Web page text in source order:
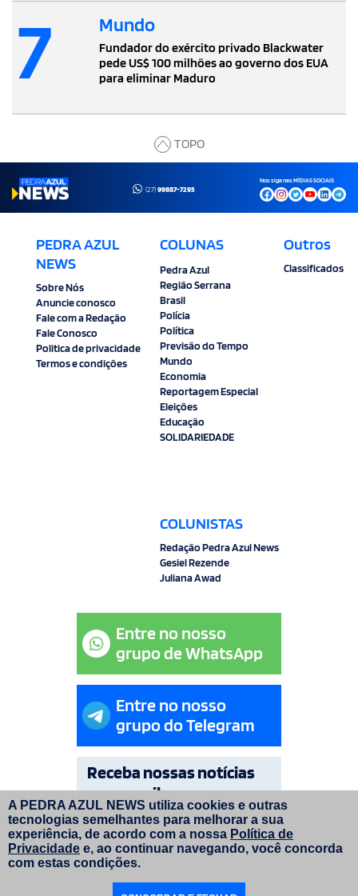
7 Mundo
Fundador do exército privado Blackwater
pede US$ 100 milhões ao governo dos EUA
para eliminar Maduro
TOPO
(27)99887-7295
Nos siga nas MÍDIAS SOCIAIS
PEDRA AZUL
NEWS
Sobre Nós
Anuncie conosco
Fale com a Redação
Fale Conosco
Politica de privacidade
Termos e condições
COLUNAS
Pedra Azul
Região Serrana
Brasil
Polícia
Política
Previsão do Tempo
Mundo
Economia
Reportagem Especial
Eleições
Educação
SOLIDARIEDADE
COLUNISTAS
Redação Pedra Azul News
Gesiel Rezende
Juliana Awad
Outros
Classificados
Entre no nosso
grupo de WhatsApp
Entre no nosso
grupo do Telegram
Receba nossas notícias
por e-mail
OK
A PEDRA AZUL NEWS utiliza cookies e outras
tecnologias semelhantes para melhorar a sua
experiência, de acordo com a nossa Política de
Privacidade e, ao continuar navegando, você concorda
com estas condições.